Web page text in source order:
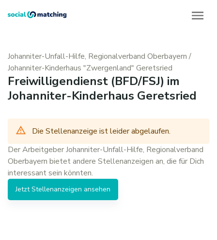
Johanniter-Unfall-Hilfe, Regionalverband Oberbayern /
Johanniter-Kinderhaus "Zwergenland" Geretsried
Freiwilligendienst (BFD/FSJ) im
Johanniter-Kinderhaus Geretsried
Die Stellenanzeige ist leider abgelaufen.
Der ArbeitgeberJohanniter-Unfall-Hilfe, Regionalverband
Oberbayern bietet andere Stellenanzeigen an, die für Dich
interessant sein könnten.
JetztStellenanzeigen ansehen